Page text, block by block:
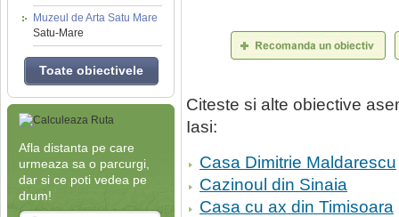
Muzeul de Arta Satu Mare
Satu-Mare
Toate obiectivele
Afla distanta pe care
urmeaza sa o parcurgi,
dar si ce poti vedea pe
drum!
Citeste si alte obiective
Iasi:
Casa Dimitrie Maldarescu
Cazinoul din Sinaia
Casa cu ax din Timisoara